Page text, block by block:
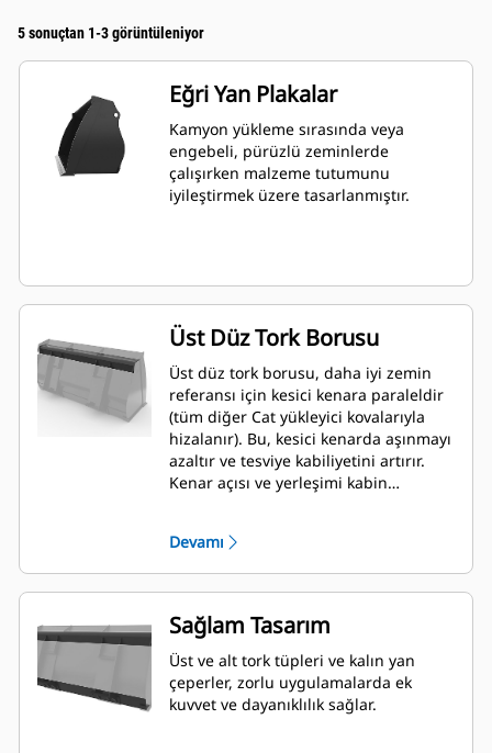
5 sonuçtan 1-3 görüntüleniyor
Eğri Yan Plakalar
Kamyon yükleme sırasında veya
engebeli, pürüzlü zeminlerde
çalışırken malzeme tutumunu
iyileştirmek üzere tasarlanmıştır.
Üst Düz Tork Borusu
Üst düz tork borusu, daha iyi zemin
referansı için kesici kenara paraleldir
(tüm diğer Cat yükleyici kovalarıyla
hizalanır). Bu, kesici kenarda aşınmayı
azaltır ve tesviye kabiliyetini artırır.
Kenar açısı ve yerleşimi kabin
Devamı
Sağlam Tasarım
Üst ve alt tork tüpleri ve kalın yan
çeperler, zorlu uygulamalarda ek
kuvvet ve dayanıklılık sağlar.